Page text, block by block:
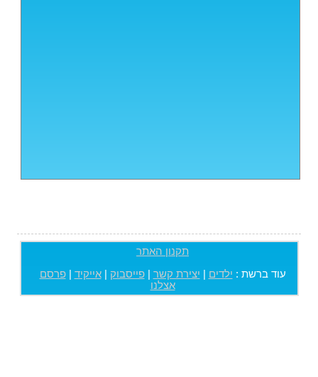
תקנון האתר
עוד ברשת : ילדים יצירת קשר |פייסבוק |אייקיד |פרסם
אצלנו